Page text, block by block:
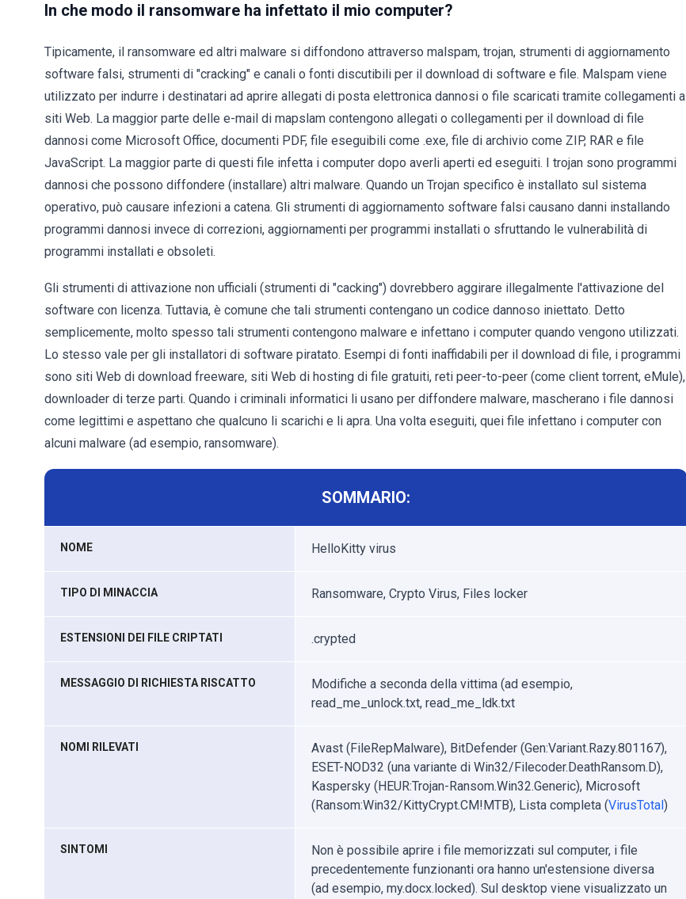
In che modo il ransomware ha infettato il mio computer?
Tipicamente, il ransomware ed altri malware si diffondono attraverso malspam, trojan, strumenti di aggiornamento
software falsi, strumenti di "cracking" e canali o fonti discutibili per il download di software e file. Malspam viene
utilizzato per indurre i destinatari ad aprire allegati di posta elettronica dannosi o file scaricati tramite collegamenti a
siti Web. La maggior parte delle e-mail di mapslam contengono allegati o collegamenti per il download di file
dannosi come Microsoft Office, documenti PDF, file eseguibili come .exe, file di archivio come ZIP, RAR e file
JavaScript. La maggior parte di questi file infetta i computer dopo averli aperti ed eseguiti. I trojan sono programmi
dannosi che possono diffondere (installare) altri malware. Quando un Trojan specifico è installato sul sistema
operativo, può causare infezioni a catena. Gli strumenti di aggiornamento software falsi causano danni installando
programmi dannosi invece di correzioni, aggiornamenti per programmi installati o sfruttando le vulnerabilità di
programmi installati e obsoleti.
Gli strumenti di attivazione non ufficiali (strumenti di "cacking") dovrebbero aggirare illegalmente l'attivazione del
software con licenza. Tuttavia, è comune che tali strumenti contengano un codice dannoso iniettato. Detto
semplicemente, molto spesso tali strumenti contengono malware e infettano i computer quando vengono utilizzati.
Lo stesso vale per gli installatori di software piratato. Esempi di fonti inaffidabili per il download di file, i programmi
sono siti Web di download freeware, siti Web di hosting di file gratuiti, reti peer-to-peer (come client torrent, eMule),
downloader di terze parti. Quando i criminali informatici li usano per diffondere malware, mascherano i file dannosi
come legittimi e aspettano che qualcuno li scarichi e li apra. Una volta eseguiti, quei file infettano i computer con
alcuni malware (ad esempio, ransomware).
SOMMARIO:
NOME HelloKitty virus
TIPO DI MINACCIA Ransomware, Crypto Virus, Files locker
ESTENSIONI DEI FILE CRIPTATI .crypted
MESSAGGIO DI RICHIESTA RISCATTO
Modifiche a seconda della vittima (ad esempio,
read_me_unlock.txt, read_me_ldk.txt
NOMI RILEVATI
Avast (FileRepMalware), BitDefender (Gen:Variant.Razy.801167),
ESET-NOD32 (una variante di Win32/Filecoder.DeathRansom.D),
Kaspersky (HEUR:Trojan-Ransom.Win32.Generic), Microsoft
(Ransom:Win32/KittyCrypt.CM!MTB), Lista completa (VirusTotal)
SINTOMI
Non è possibile aprire i file memorizzati sul computer, i file
precedentemente funzionanti ora hanno un'estensione diversa
(ad esempio, my.docx.locked). Sul desktop viene visualizzato un